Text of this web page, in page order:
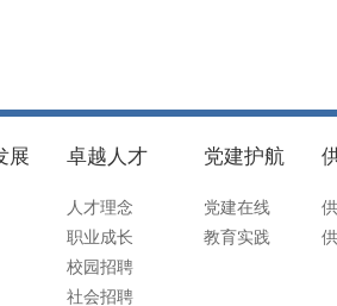
展 卓越人才
人才理念
职业成长
校园招聘
社会招聘
党建护航
党建在线
教育实践